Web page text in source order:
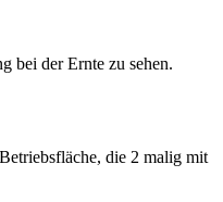
bei der Ernte zu sehen.
die 2 malig mit